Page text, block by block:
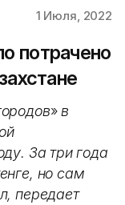
1 Июля, 2022
потрачено
»в
За три года
но сам
передает